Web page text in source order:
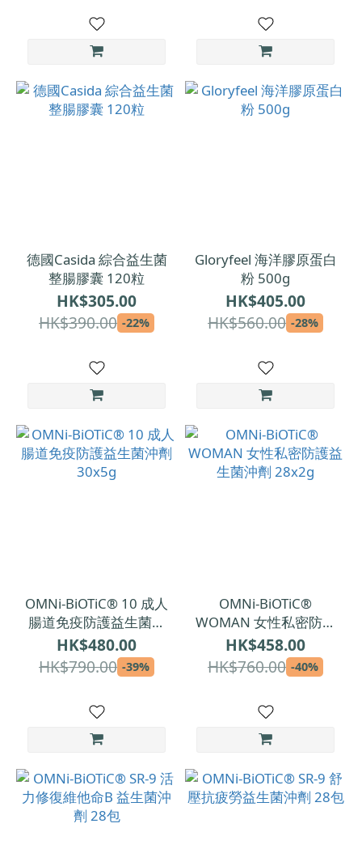
德國Casida 綜合益生菌
整腸膠囊 120粒
HK$305.00
HK$390.00 -22%
Gloryfeel 海洋膠原蛋白
粉 500g
HK$405.00
HK$560.00 -28%
OMNi-BiOTiC® 10 成人
腸道免疫防護益生菌沖
劑 30x5g
HK$480.00
HK$790.00 -39%
OMNi-BiOTiC®
WOMAN 女性私密防護
益生菌沖劑 28x2g
HK$458.00
HK$760.00 -40%